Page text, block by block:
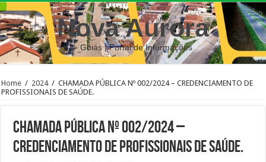
Nova Aurora
– Goiás | Portal de Informações
Home / 2024 / CHAMADA PÚBLICA Nº 002/2024 – CREDENCIAMENTO DE
PROFISSIONAIS DE SAÚDE.
CHAMADA PÚBLICA Nº 002/2024 –
CREDENCIAMENTO DE PROFISSIONAIS DE SAÚDE.